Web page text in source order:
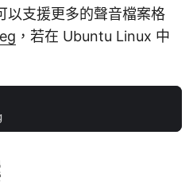
以支援更多的聲音檔案格
，若在 Ubuntu Linux 中